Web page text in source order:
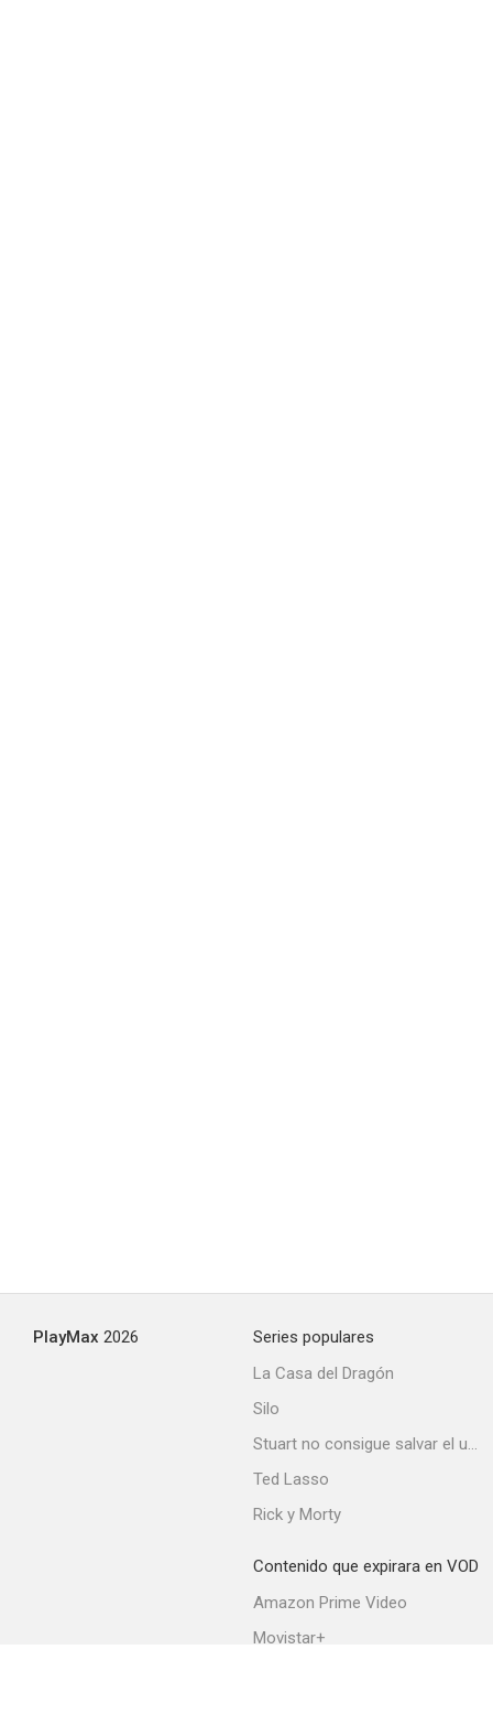
PlayMax 2026
Series populares
La Casa del Dragón
Silo
Stuart no consigue salvar el universo
Ted Lasso
Rick y Morty
Contenido que expirara en VOD
Amazon Prime Video
Movistar+